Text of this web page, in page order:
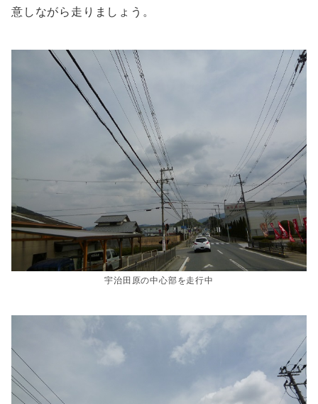
意しながら走りましょう。
宇治田原の中心部を走行中